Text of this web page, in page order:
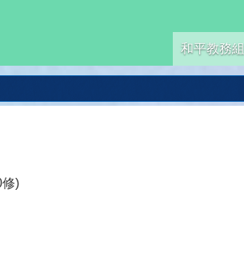
和平教務組
)